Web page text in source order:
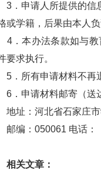
申请人所提供的信息
或学籍，后果由本人负
本办法条款如与教
要求执行。
所有申请材料不再退
申请材料邮寄（送达
址：河北省石家庄市
编：050061 电话：
相关文章：